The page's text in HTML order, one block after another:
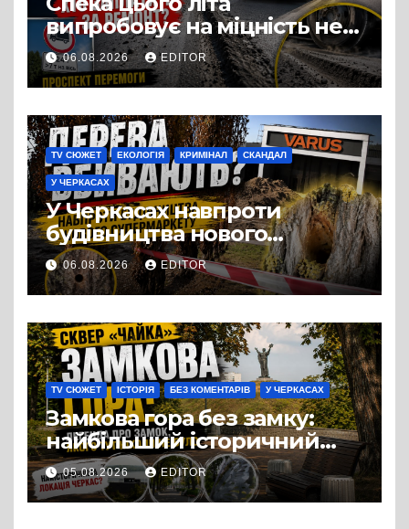
випробовує на міцність не
лише людей, а й дороги
Черкас
06.08.2026 EDITOR
TV СЮЖЕТ ЕКОЛОГІЯ КРИМІНАЛ СКАНДАЛ
У ЧЕРКАСАХ
У Черкасах навпроти
будівництва нового
супермаркету VARUS на
проспекті Перемоги всохли
дерева. І це навряд чи
можна назвати
випадковістю
06.08.2026 EDITOR
TV СЮЖЕТ ІСТОРІЯ БЕЗ КОМЕНТАРІВ У ЧЕРКАСАХ
Замкова гора без замку:
найбільший історичний
міф Черкас
05.08.2026 EDITOR